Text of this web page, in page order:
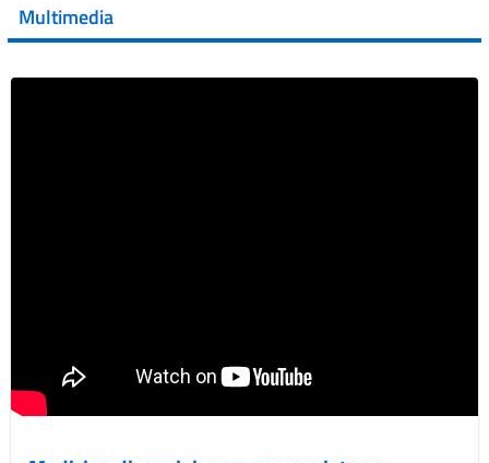
Vai al post →
Multimedia